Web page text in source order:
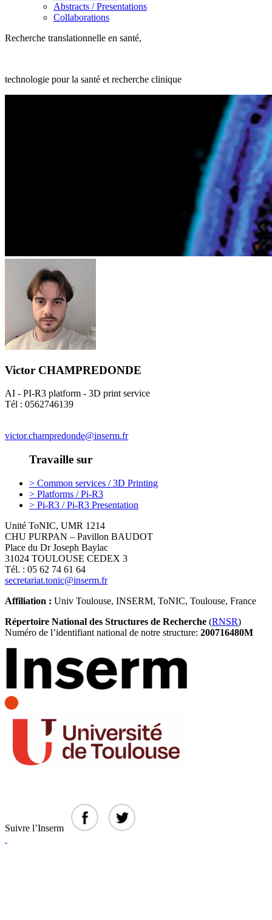
Abstracts / Presentations
Collaborations
Recherche translationnelle en santé,
technologie pour la santé et recherche clinique
Victor CHAMPREDONDE
AI - PI-R3 platform - 3D print service
Tél : 0562746139
victor.champredonde@inserm.fr
Travaille sur
> Common services / 3D Printing
> Platforms / Pi-R3
> Pi-R3 / Pi-R3 Presentation
Unité ToNIC, UMR 1214
CHU PURPAN – Pavillon BAUDOT
Place du Dr Joseph Baylac
31024 TOULOUSE CEDEX 3
Tél. : 05 62 74 61 64
secretariat.tonic@inserm.fr
Affiliation : Univ Toulouse, INSERM, ToNIC, Toulouse, France
Répertoire National des Structures de Recherche (RNSR)
Numéro de l’identifiant national de notre structure: 200716480M
Suivre l’Inserm